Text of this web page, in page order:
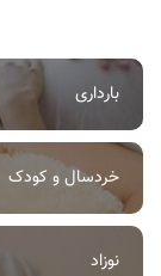
بارداری
خردسال و کودک
نوزاد